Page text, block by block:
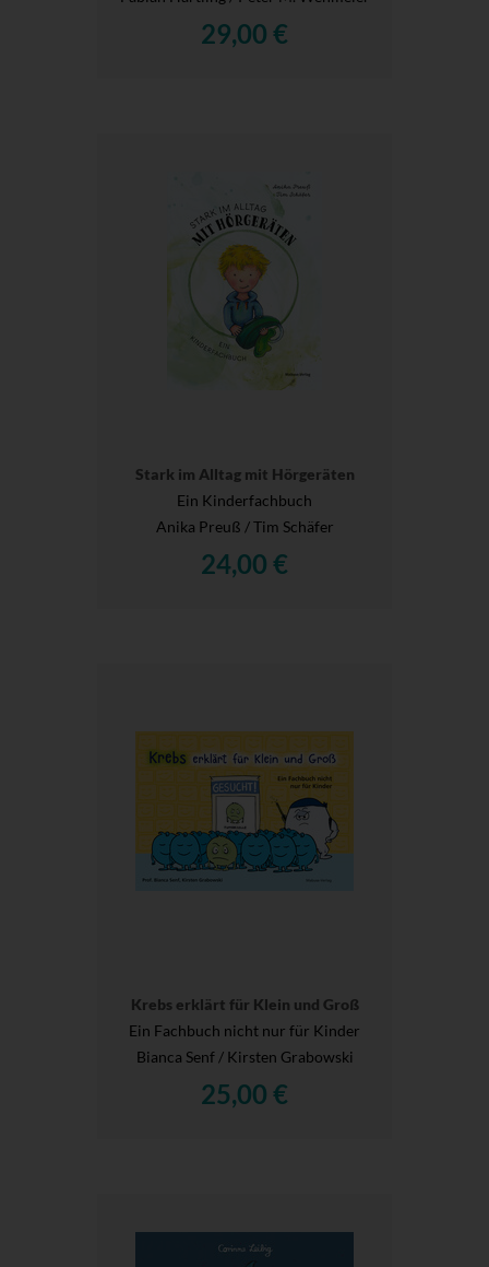
29,00 €
Stark im Alltag mit Hörgeräten
Ein Kinderfachbuch
Anika Preuß / Tim Schäfer
24,00 €
Krebs erklärt für Klein und Groß
Ein Fachbuch nicht nur für Kinder
Bianca Senf / Kirsten Grabowski
25,00 €